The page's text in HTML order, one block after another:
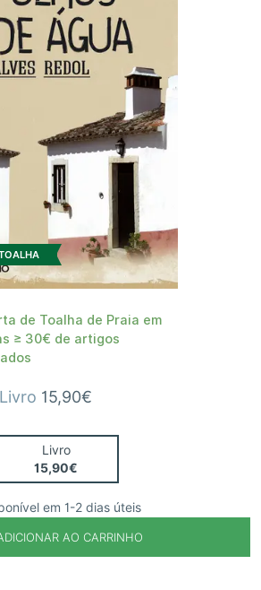
de Toalha de Praia em
≥ 30€ de artigos
Livro 15,90€
Livro
15,90€
em 1-2 dias úteis
AO CARRINHO